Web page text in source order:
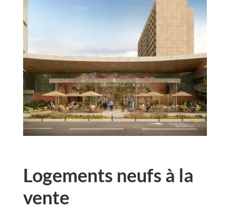
Logements neufs à la
vente